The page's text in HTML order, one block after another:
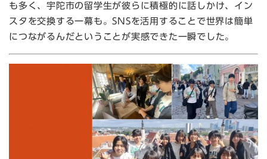
も多く、宇陀市の留学生が彼らに積極的に話しかけ、イン
スタを交換する一幕も。SNSを活用することで世界は簡単
につながるんだということが実感できた一瞬でした。